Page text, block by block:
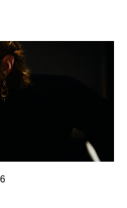
方式被印出，上面写
略也难以定义的艺术
（The Rose, 1958–
DeFeo）。这场雅致的
面。可以在欧姬芙和
年，年纪较轻的这位
我觉得她可能和我一
，我对这些的反应和
力量在于它充分体现了
的勇气。她毕生都对
感，这点也贯穿在整
宝，职业中期的摄影
》的小教堂般的屋
（hardedge